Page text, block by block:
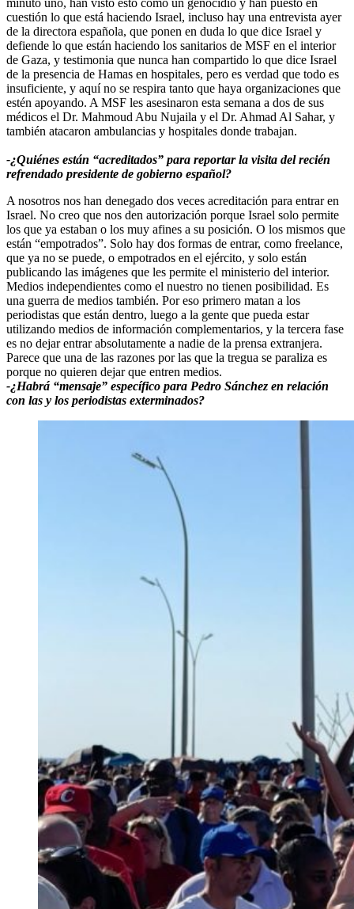
minuto uno, han visto esto como un genocidio y han puesto en
cuestión lo que está haciendo Israel, incluso hay una entrevista ayer
de la directora española, que ponen en duda lo que dice Israel y
defiende lo que están haciendo los sanitarios de MSF en el interior
de Gaza, y testimonia que nunca han compartido lo que dice Israel
de la presencia de Hamas en hospitales, pero es verdad que todo es
insuficiente, y aquí no se respira tanto que haya organizaciones que
estén apoyando. A MSF les asesinaron esta semana a dos de sus
médicos el Dr. Mahmoud Abu Nujaila y el Dr. Ahmad Al Sahar, y
también atacaron ambulancias y hospitales donde trabajan.
-¿Quiénes están “acreditados” para reportar la visita del recién
refrendado presidente de gobierno español?
A nosotros nos han denegado dos veces acreditación para entrar en
Israel. No creo que nos den autorización porque Israel solo permite
los que ya estaban o los muy afines a su posición. O los mismos que
están “empotrados”. Solo hay dos formas de entrar, como freelance,
que ya no se puede, o empotrados en el ejército, y solo están
publicando las imágenes que les permite el ministerio del interior.
Medios independientes como el nuestro no tienen posibilidad. Es
una guerra de medios también. Por eso primero matan a los
periodistas que están dentro, luego a la gente que pueda estar
utilizando medios de información complementarios, y la tercera fase
es no dejar entrar absolutamente a nadie de la prensa extranjera.
Parece que una de las razones por las que la tregua se paraliza es
porque no quieren dejar que entren medios.
-¿Habrá “mensaje” específico para Pedro Sánchez en relación
con las y los periodistas exterminados?